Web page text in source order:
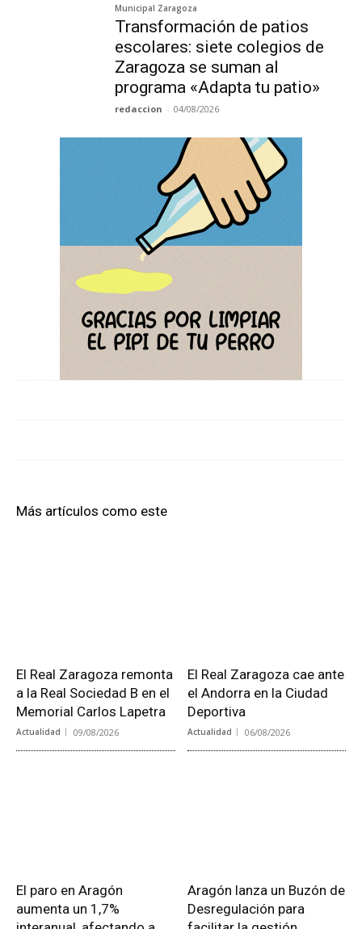
Municipal Zaragoza
Transformación de patios
escolares: siete colegios de
Zaragoza se suman al
programa «Adapta tu patio»
redaccion - 04/08/2026
Más artículos como este
El Real Zaragoza remonta
a la Real Sociedad B en el
Memorial Carlos Lapetra
Actualidad 09/08/2026
El Real Zaragoza cae ante
el Andorra en la Ciudad
Deportiva
Actualidad 06/08/2026
El paro en Aragón
aumenta un 1,7%
Aragón lanza un Buzón de
Desregulación para